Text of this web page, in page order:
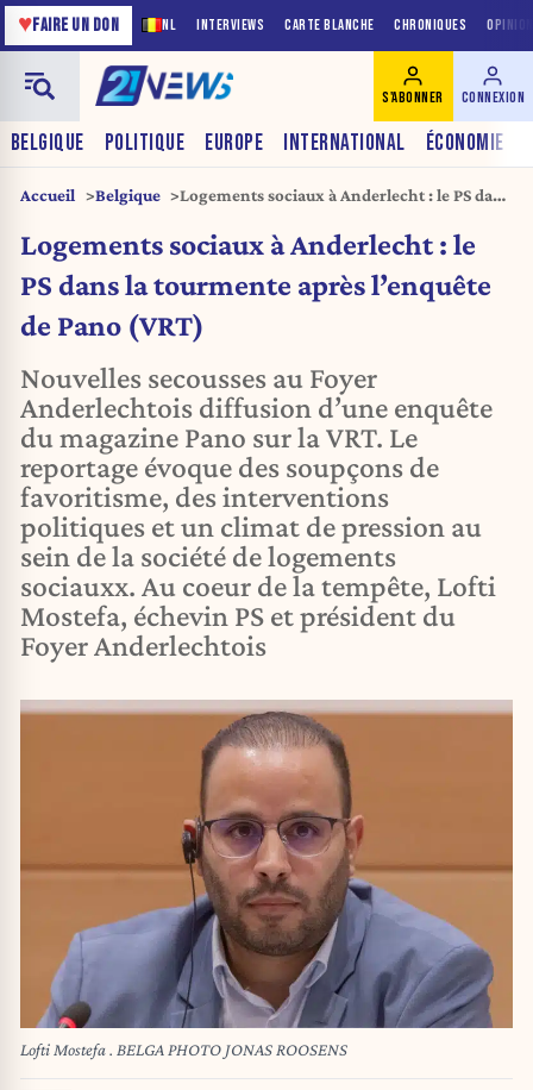
NL INTERVIEWS CARTE BLANCHE CHRONIQUES
♥FAIRE UN DON
BELGIQUE POLITIQUE EUROPE INTERNATIONAL ÉCONOMIE
S'ABONNER CONNEXION
Accueil Belgique
Logements sociaux à Anderlecht : le PS dans
Logements sociaux à Anderlecht : le
PS dans la tourmente après l’enquête
de Pano (VRT)
Nouvelles secousses au Foyer
Anderlechtois diffusion d’une enquête
du magazine Pano sur la VRT. Le
reportage évoque des soupçons de
favoritisme, des interventions
politiques et un climat de pression au
sein de la société de logements
sociauxx. Au coeur de la tempête, Lofti
Mostefa, échevin PS et président du
Foyer Anderlechtois
Lofti Mostefa . BELGA PHOTO JONAS ROOSENS